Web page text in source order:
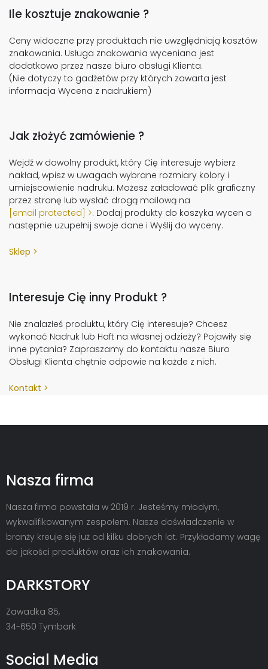
Ile kosztuje znakowanie ?
Ceny widoczne przy produktach nie uwzględniają kosztów
znakowania. Usługa znakowania wyceniana jest
dodatkowo przez nasze biuro obsługi Klienta.
(Nie dotyczy to gadżetów przy których zawarta jest
informacja Wycena z nadrukiem)
Jak złożyć zamówienie ?
Wejdź w dowolny produkt, który Cię interesuje wybierz
nakład, wpisz w uwagach wybrane rozmiary kolory i
umiejscowienie nadruku. Możesz załadować plik graficzny
przez stronę lub wysłać drogą mailową na
[email protected]
. Dodaj produkty do koszyka wycen a
następnie uzupełnij swoje dane i Wyślij do wyceny.
Sklep
Interesuje Cię inny Produkt ?
Nie znalazłeś produktu, który Cię interesuje? Chcesz
wykonać Nadruk lub Haft na własnej odzieży? Pojawiły się
inne pytania? Zapraszamy do kontaktu nasze Biuro
Obsługi Klienta chętnie odpowie na każde z nich.
Kontakt
Nasza firma
Nasza firma powstała w 2019 r. Jesteśmy młodym,
wykwalifikowanym zespołem. Nasze doświadczenie w
branży kreuje się już od kilku dobrych lat. Przykładamy wagę
do jakości produktów oraz ich znakowania.
DARKSTORY
Zawadka 85,
34-650 Tymbark
Social Media